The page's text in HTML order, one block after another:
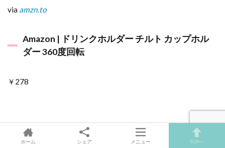
via amzn.to
Amazon | ドリンクホルダー チルト カップホル
ダー 360度回転
￥278
販売サイトへ
ホーム シェア メニュー TOPへ